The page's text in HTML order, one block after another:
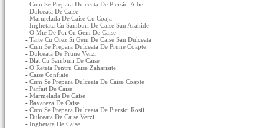
- Cum Se Prepara Dulceata De Piersici Albe
- Dulceata De Caise
- Marmelada De Caise Cu Coaja
- Inghetata Cu Samburi De Caise Sau Arahide
- O Mie De Foi Cu Gem De Caise
- Tarte Cu Orez Si Gem De Caise Sau Dulceata
- Cum Se Prepara Dulceata De Prune Coapte
- Dulceata De Prune Verzi
- Blat Cu Samburi De Caise
- O Reteta Pentru Caise Zaharisite
- Caise Confiate
- Cum Se Prepara Dulceata De Caise Coapte
- Parfait De Caise
- Marmelada De Caise
- Bavareza De Caise
- Cum Se Prepara Dulceata De Piersici Rosii
- Dulceata De Caise Verzi
- Inghetata De Caise